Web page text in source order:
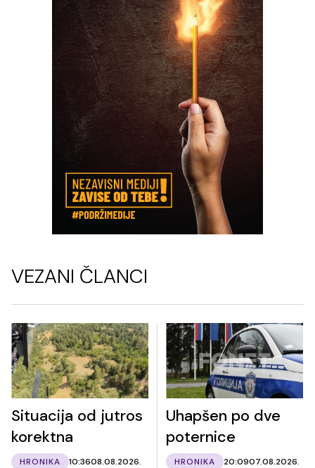
VEZANI ČLANCI
Situacija od jutros
korektna
HRONIKA 10:3608.08.2026.
Uhapšen po dve
poternice
HRONIKA 20:0907.08.2026.